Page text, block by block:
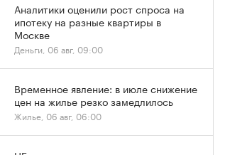
Аналитики оценили рост спроса на
ипотеку на разные квартиры в
Москве
Деньги, 06 авг, 09:00
Временное явление: в июле снижение
цен на жилье резко замедлилось
Жилье, 06 авг, 06:00